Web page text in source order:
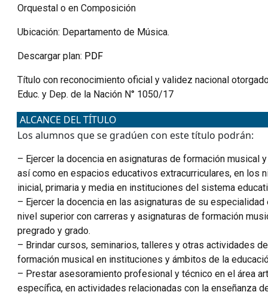
Orquestal o en Composición
Ubicación: Departamento de Música.
Descargar plan: PDF
Título con reconocimiento oficial y validez nacional
Educ. y Dep. de la Nación N° 1050/17
ALCANCE DEL TÍTULO
Los alumnos que se gradúen con este título podrán:
– Ejercer la docencia en asignaturas de formación musical
así como en espacios educativos extracurriculares, en los
inicial, primaria y media en instituciones del sistema
– Ejercer la docencia en las asignaturas de su
nivel superior con carreras y asignaturas de formación
pregrado y grado.
– Brindar cursos, seminarios, talleres y otras actividades
formación musical en instituciones y ámbitos de la
– Prestar asesoramiento profesional y técnico en el área
específica, en actividades relacionadas con la enseñanza